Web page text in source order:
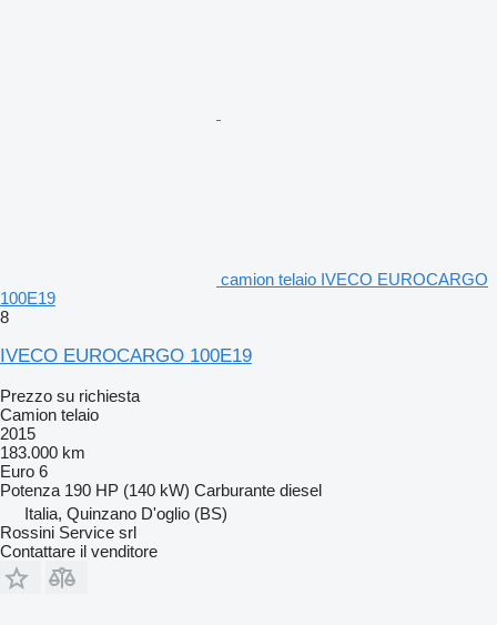
camion telaio IVECO EUROCARGO
100E19
8
IVECO EUROCARGO 100E19
Prezzo su richiesta
Camion telaio
2015
183.000 km
Euro 6
Potenza 190 HP (140 kW) Carburante diesel
Italia, Quinzano D'oglio (BS)
Rossini Service srl
Contattare il venditore